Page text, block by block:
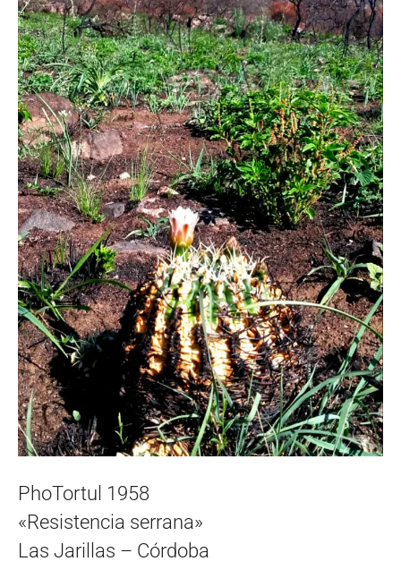
PhoTortul 1958
«Resistencia serrana»
Las Jarillas – Córdoba